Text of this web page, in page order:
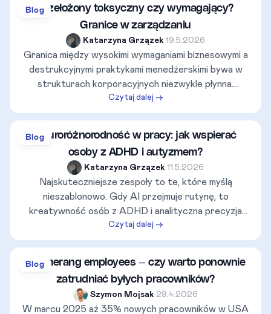
wzrost rotacji kadr i ryzyko prawne dla organizacji.
Niniejszy artykuł przedstawia merytoryczną analizę
obu stylów przywództwa w oparciu o mierzalne
wskaźniki, standardy komunikacji oraz przepisy prawa
pracy. Pozwala on kadrze zarządzającej oraz działom
HR na obiektywną ocenę postaw menedżerskich i
skuteczną ochronę granic wewnątrz organizacji.
BlogPrzełożony toksyczny czy wymagający?
Granice w zarządzaniu
Katarzyna Grzązek•19.5.2026
Granica między wysokimi wymaganiami biznesowymi a
destrukcyjnymi praktykami menedżerskimi bywa w
strukturach korporacyjnych niezwykle płynna.
Mylenie asertywnego egzekwowania rezultatów z
toksyczną kontrolą rodzi poważne konsekwencje –
wzrost rotacji kadr i ryzyko prawne dla organizacji.
Niniejszy artykuł przedstawia merytoryczną analizę
obu stylów przywództwa w oparciu o mierzalne
wskaźniki, standardy komunikacji oraz przepisy prawa
pracy. Pozwala on kadrze zarządzającej oraz działom
HR na obiektywną ocenę postaw menedżerskich i
skuteczną ochronę granic wewnątrz organizacji.
Czytaj dalej →
BlogNeuroróżnorodność w pracy: jak wspierać
osoby z ADHD i autyzmem?
Katarzyna Grzązek•11.5.2026
Najskuteczniejsze zespoły to te, które myślą
nieszablonowo. Gdy AI przejmuje rutynę, to
kreatywność osób z ADHD i analityczna precyzja
pracowników w spektrum autyzmu stają się kluczową
przewagą rynkową. Dowiedz się, jak dostosować
czas pracy w systemie RCP, aby przestać
„maskować” deficyty i zacząć uwalniać realne
supermoce swoich talentów. Poznaj konkretne kroki
Czytaj dalej →
Blog
Boomerang employees — czy warto ponownie
zatrudniać byłych pracowników?
Szymon Mojsak•29.4.2026
W marcu 2025 aż 35% nowych pracowników w USA